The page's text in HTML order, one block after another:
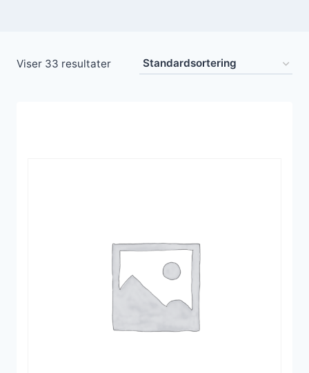
Viser 33 resultater